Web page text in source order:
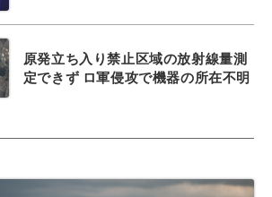
原発立ち入り禁止区域の放射線量測
定できず ロ軍侵攻で機器の所在不明